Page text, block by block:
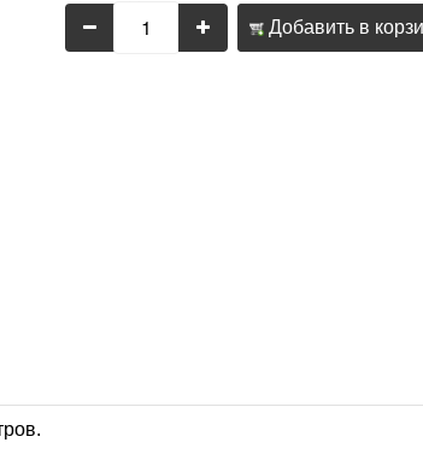
Добавить в